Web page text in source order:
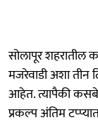
सोलापूर शहरातील
मजरेवाडी अशा तीन
आहेत. त्यापैकी कसबे
प्रकल्प अंतिम